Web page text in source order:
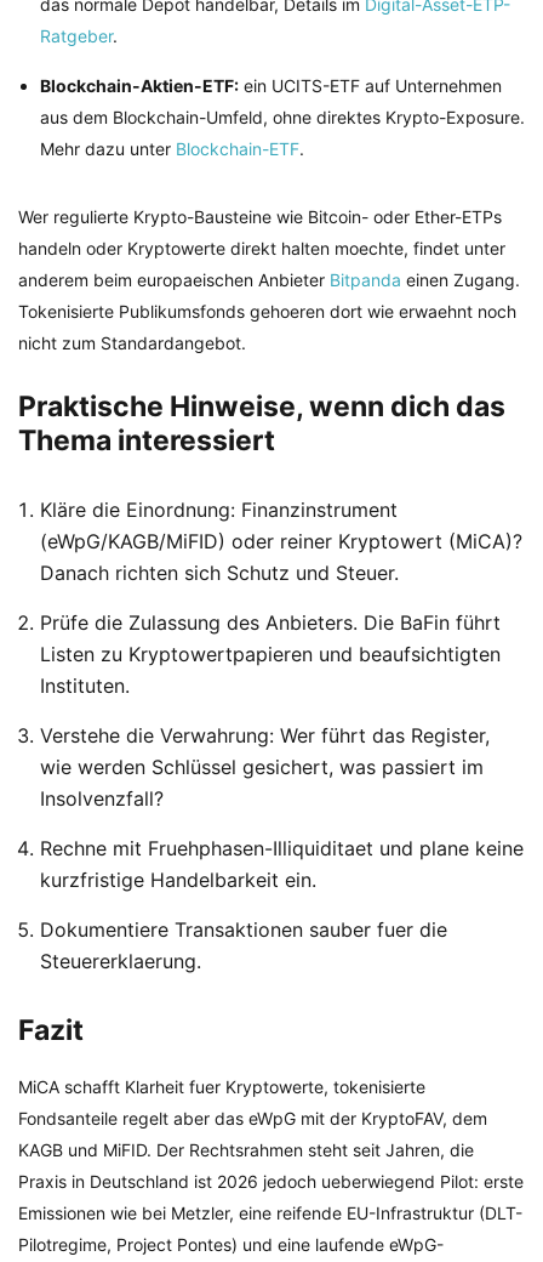
das normale Depot handelbar, Details im Digital-Asset-ETP-
Ratgeber.
Blockchain-Aktien-ETF: ein UCITS-ETF auf Unternehmen
aus dem Blockchain-Umfeld, ohne direktes Krypto-Exposure.
Mehr dazu unter Blockchain-ETF.
Wer regulierte Krypto-Bausteine wie Bitcoin- oder Ether-ETPs
handeln oder Kryptowerte direkt halten moechte, findet unter
anderem beim europaeischen Anbieter Bitpanda einen Zugang.
Tokenisierte Publikumsfonds gehoeren dort wie erwaehnt noch
nicht zum Standardangebot.
Praktische Hinweise, wenn dich das
Thema interessiert
Kläre die Einordnung: Finanzinstrument
(eWpG/KAGB/MiFID) oder reiner Kryptowert (MiCA)?
Danach richten sich Schutz und Steuer.
Prüfe die Zulassung des Anbieters. Die BaFin führt
Listen zu Kryptowertpapieren und beaufsichtigten
Instituten.
Verstehe die Verwahrung: Wer führt das Register,
wie werden Schlüssel gesichert, was passiert im
Insolvenzfall?
Rechne mit Fruehphasen-Illiquiditaet und plane keine
kurzfristige Handelbarkeit ein.
Dokumentiere Transaktionen sauber fuer die
Steuererklaerung.
Fazit
MiCA schafft Klarheit fuer Kryptowerte, tokenisierte
Fondsanteile regelt aber das eWpG mit der KryptoFAV, dem
KAGB und MiFID. Der Rechtsrahmen steht seit Jahren, die
Praxis in Deutschland ist 2026 jedoch ueberwiegend Pilot: erste
Emissionen wie bei Metzler, eine reifende EU-Infrastruktur (DLT-
Pilotregime, Project Pontes) und eine laufende eWpG-